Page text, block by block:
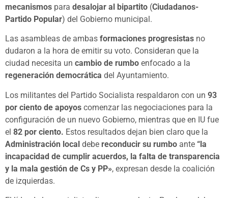
mecanismos para desalojar al bipartito (Ciudadanos-
Partido Popular) del Gobierno municipal.
Las asambleas de ambas formaciones progresistas no
dudaron a la hora de emitir su voto. Consideran que la
ciudad necesita un cambio de rumbo enfocado a la
regeneración democrática del Ayuntamiento.
Los militantes del Partido Socialista respaldaron con un 93
por ciento de apoyos comenzar las negociaciones para la
configuración de un nuevo Gobierno, mientras que en IU fue
el 82 por ciento. Estos resultados dejan bien claro que la
Administración local debe reconducir su rumbo ante “la
incapacidad de cumplir acuerdos, la falta de transparencia
y la mala gestión de Cs y PP», expresan desde la coalición
de izquierdas.